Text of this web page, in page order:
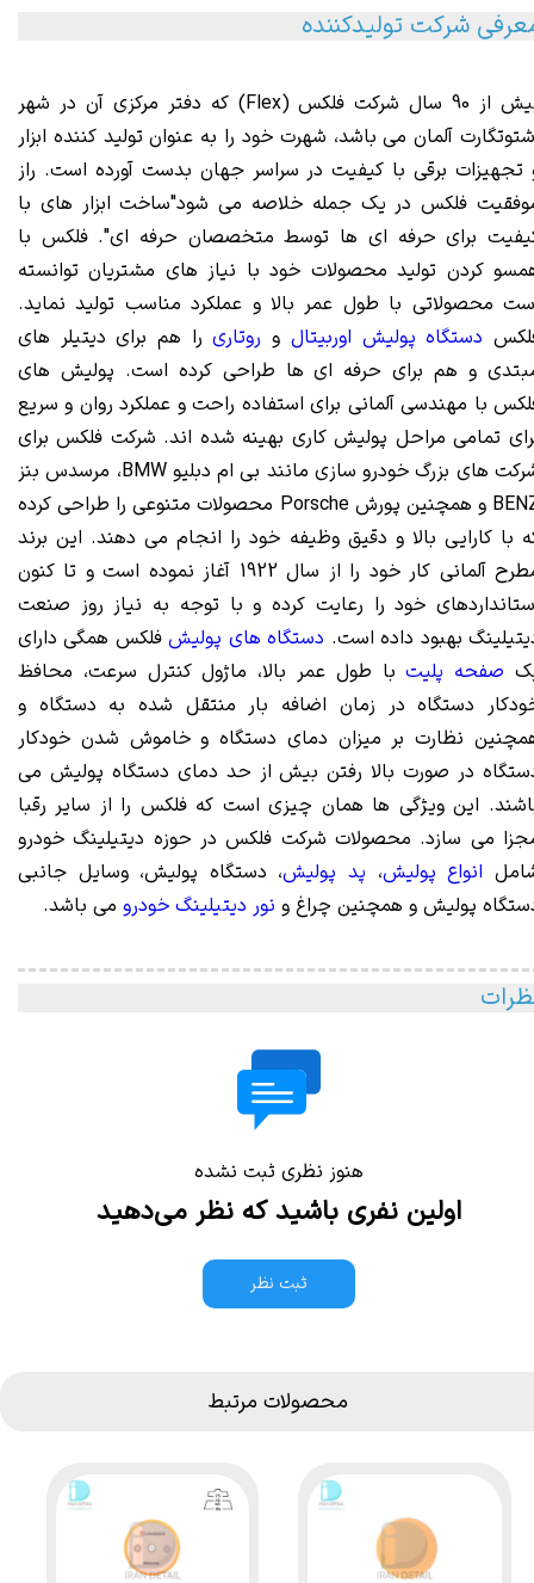
شرکت تولیدکننده
90 سال شرکت فلک س (Flex) که دفتر مرکزی آن در شهر
آلمان می باشد، شهرت خود را به عنوان تولید کننده ابزار
تجهیزات برقی با کیفیت در سراسر جهان بدست آورده است. راز
فلکس در یک جمله خلاصه می شود"ساخت ابزار های با
برای حرفه ای ها توسط متخصصان حرفه ای". فلکس با
کردن تولید محصولات خود با نیاز های مشتریان توانسته
محصولاتی با طول عمر بالا و عملکرد مناسب تولید نماید.
دستگاه پولیش اوربیتال و روتاریرا هم برای دیتیلر های
و هم برای حرفه ای ها طراحی کرده است. پولیش های
با مهندسی آلمانی برای استفاده راحت و عملکرد روان و سریع
تمامی مراحل پولیش کاری بهینه شده اند. شرکت فلکس برای
شرکت های بزرگ خودرو سازی مانند بی ام دبلیو BMW، مرسدس بنز
BENZ و همچنین پورش Porsche محصولات متنوعی را طراحی کرده
با کارایی بالا و دقیق وظیفه خود را انجام می دهند. این برند
مطرح آلمانی کار خود را از سال 1922 آغاز نموده است و تا کنون
خود را رعایت کرده و با توجه به نیاز روز صنعت
بهبود داده است. دستگاه های پولیشفلکس همگی دارای
صفحه پلیتبا طول عمر بالا، ماژول کنترل سرعت، محافظ
دستگاه در زمان اضافه بار منتقل شده به دستگاه و
نظارت بر میزان دمای دستگاه و خاموش شدن خودکار
در صورت بالا رفتن بیش از حد دمای دستگاه پولیش می
این ویژگی ها همان چیزی است که فلکس را از سایر رقبا
می سازد. محصولات شرکت فلکس در حوزه دیتیلینگ خودرو
انواع پولیش، پد پولیش، دستگاه پولیش، وسایل جانبی
پولیش و همچنین چراغ و نور دیتیلینگ خودرو می باشد.
هنوز نظری ثبت نشده
اولین نفری باشید که نظر می‌دهید
ثبت نظر
محصولات مرتبط